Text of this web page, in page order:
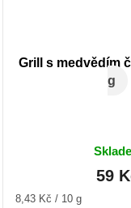
Grill s medvědím
g
59
Měrná
8,43 Kč / 10 g